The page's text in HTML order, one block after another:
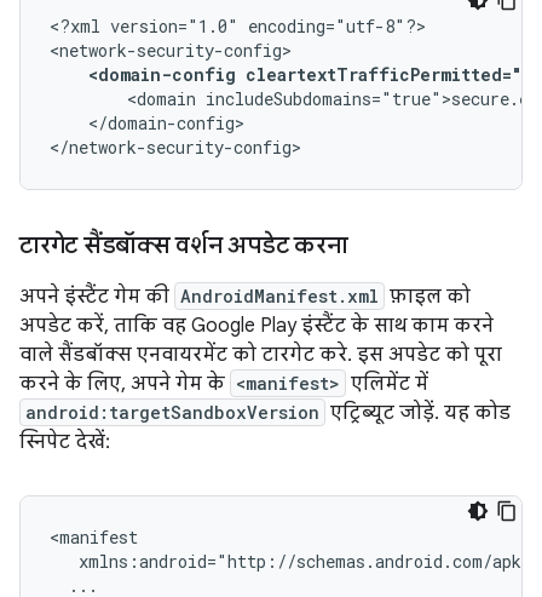
<?xml version="1.0"
encoding="utf-8"?>
<domain-config
<domain
</domain-config>
</network-security-config>
टारगेट सैंडबॉक्स वर्शन अपडेट करना
अपने इंस्टैंट गेम की AndroidManifest.xml फ़ाइल को
अपडेट करें, ताकि वह Google Play इंस्टैंट के साथ काम करने
वाले सैंडबॉक्स एनवायरमेंट को टारगेट करे. इस अपडेट को पूरा
करने के लिए, अपने गेम के <manifest> एलिमेंट में
android:targetSandboxVersion एट्रिब्यूट जोड़ें. यह कोड
स्निपेट देखें: